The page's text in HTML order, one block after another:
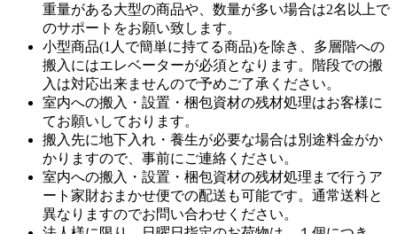
重量がある大型の商品や、数量が多い場合は2名以上で
のサポートをお願い致します。
小型商品(1人で簡単に持てる商品)を除き、多層階への
搬入にはエレベーターが必須となります。階段での搬
入は対応出来ませんので予めご了承ください。
室内への搬入・設置・梱包資材の残材処理はお客様に
てお願いしております。
搬入先に地下入れ・養生が必要な場合は別途料金がか
かりますので、事前にご連絡ください。
室内への搬入・設置・梱包資材の残材処理まで行うア
ート家財おまかせ便での配送も可能です。通常送料と
異なりますのでお問い合わせください。